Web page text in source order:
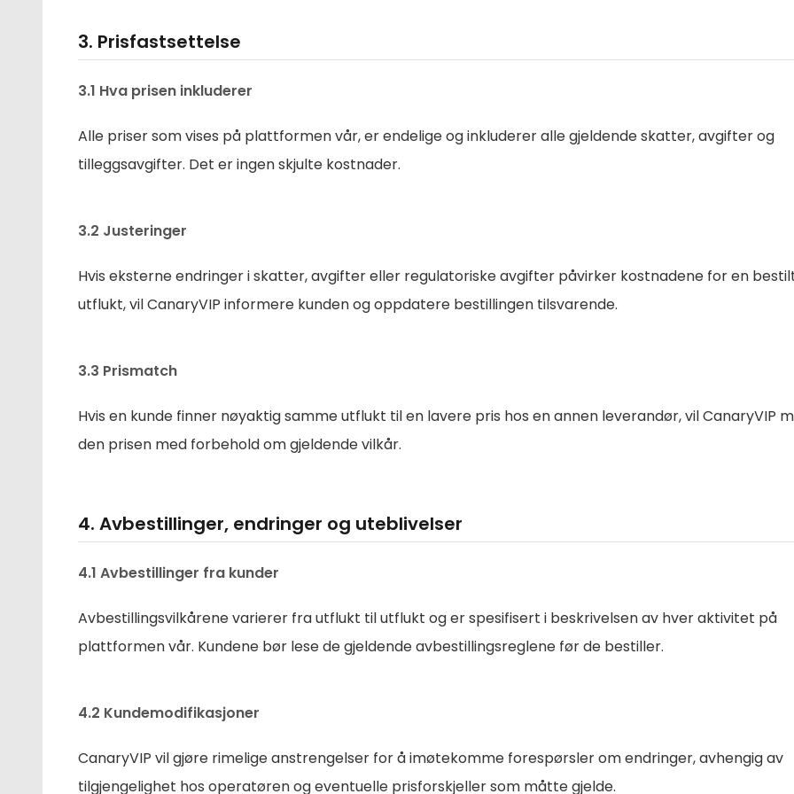
3. Prisfastsettelse
3.1 Hva prisen inkluderer
Alle priser som vises på plattformen vår, er endelige og inkluderer alle gjeldende skatter, avgifter og
tilleggsavgifter. Det er ingen skjulte kostnader.
3.2 Justeringer
Hvis eksterne endringer i skatter, avgifter eller regulatoriske avgifter påvirker kostnadene for en
utflukt, vil CanaryVIP informere kunden og oppdatere bestillingen tilsvarende.
3.3 Prismatch
Hvis en kunde finner nøyaktig samme utflukt til en lavere pris hos en annen leverandør, vil CanaryVIP
den prisen med forbehold om gjeldende vilkår.
4. Avbestillinger, endringer og uteblivelser
4.1 Avbestillinger fra kunder
Avbestillingsvilkårene varierer fra utflukt til utflukt og er spesifisert i beskrivelsen av hver aktivitet på
plattformen vår. Kundene bør lese de gjeldende avbestillingsreglene før de bestiller.
4.2 Kundemodifikasjoner
CanaryVIP vil gjøre rimelige anstrengelser for å imøtekomme forespørsler om endringer, avhengig av
tilgjengelighet hos operatøren og eventuelle prisforskjeller som måtte gjelde.